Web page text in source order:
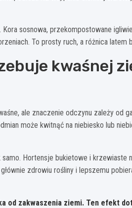
sosnowa, przekompostowane
To prosty ruch, a różnica latem
kwaśnej
ale znaczenie odczynu zależy od
może kwitnąć na niebiesko lub
Hortensje bukietowe i krzewiaste
zdrowiu rośliny i lepszemu
od zakwaszenia ziemi. Ten efekt